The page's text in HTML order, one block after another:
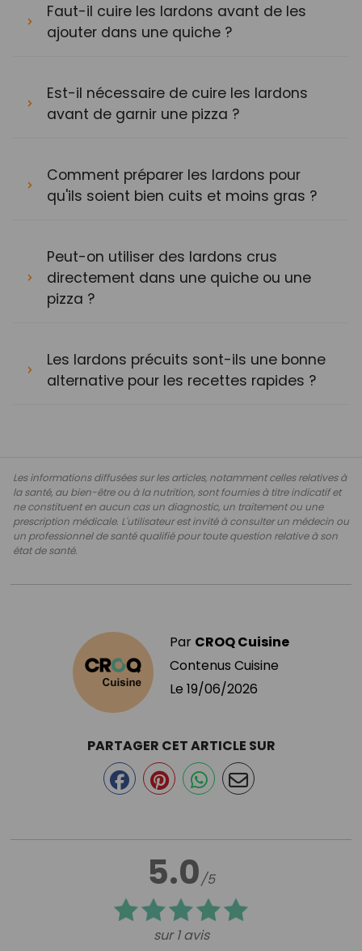
Faut-il cuire les lardons avant de les
ajouter dans une quiche ?
Est-il nécessaire de cuire les lardons
avant de garnir une pizza ?
Comment préparer les lardons pour
qu'ils soient bien cuits et moins gras ?
Peut-on utiliser des lardons crus
directement dans une quiche ou une
pizza ?
Les lardons précuits sont-ils une bonne
alternative pour les recettes rapides ?
Les informations diffusées sur les articles, notamment celles relatives à
la santé, au bien-être ou à la nutrition, sont fournies à titre indicatif et
ne constituent en aucun cas un diagnostic, un traitement ou une
prescription médicale. L'utilisateur est invité à consulter un médecin ou
un professionnel de santé qualifié pour toute question relative à son
état de santé.
Par CROQ Cuisine
Contenus Cuisine
Le 19/06/2026
5.0/5
sur 1 avis
PARTAGER CET ARTICLE SUR